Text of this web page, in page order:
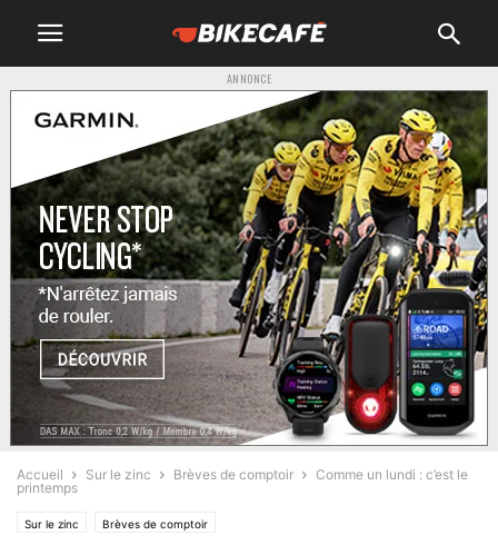
ANNONCE
Accueil Sur le zinc Brèves de comptoir
Comme un lundi : c’est le
printemps
Sur le zinc Brèves de comptoir